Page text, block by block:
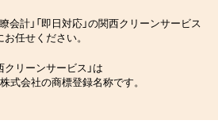
会計」「即日対応」の関西クリーンサービス
お任せください。
クリーンサービス」は
式会社の商標登録名称です。